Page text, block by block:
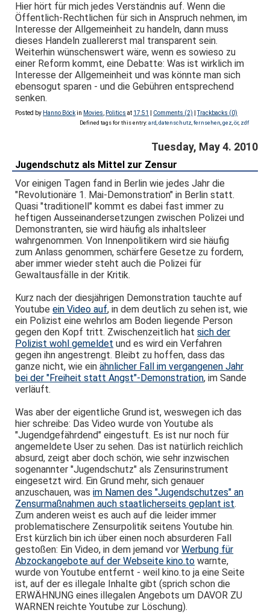
Hier hört für mich jedes Verständnis auf. Wenn die
Öffentlich-Rechtlichen für sich in Anspruch nehmen, im
Interesse der Allgemeinheit zu handeln, dann muss
dieses Handeln zuallererst mal transparent sein.
Weiterhin wünschenswert wäre, wenn es sowieso zu
einer Reform kommt, eine Debatte: Was ist wirklich im
Interesse der Allgemeinheit und was könnte man sich
ebensogut sparen - und die Gebühren entsprechend
senken.
Posted by Hanno Böckin Movies Politics at 17:51 Comments (2) |Trackbacks (0)
Defined tags for this entry:ard datenschutz fernsehen gez ör, zdf
Tuesday, May 4. 2010
Jugendschutz als Mittel zur Zensur
Vor einigen Tagen fand in Berlin wie jedes Jahr die
"Revolutionäre 1. Mai-Demonstration" in Berlin statt.
Quasi "traditionell" kommt es dabei fast immer zu
heftigen Ausseinandersetzungen zwischen Polizei und
Demonstranten, sie wird häufig als inhaltsleer
wahrgenommen. Von Innenpolitikern wird sie häufig
zum Anlass genommen, schärfere Gesetze zu fordern,
aber immer wieder steht auch die Polizei für
Gewaltausfälle in der Kritik.
Kurz nach der diesjährigen Demonstration tauchte auf
Youtubeein Video auf, in dem deutlich zu sehen ist, wie
ein Polizist eine wehrlos am Boden liegende Person
gegen den Kopf tritt. Zwischenzeitlich hatsich der
Polizist wohl gemeldet und es wird ein Verfahren
gegen ihn angestrengt. Bleibt zu hoffen, dass das
ganze nicht, wie einähnlicher Fall im vergangenen Jahr
bei der "Freiheit statt Angst"-Demonstration, im Sande
verläuft.
Was aber der eigentliche Grund ist, weswegen ich das
hier schreibe: Das Video wurde von Youtube als
"Jugendgefährdend" eingestuft. Es ist nur noch für
angemeldete User zu sehen. Das ist natürlich reichlich
absurd, zeigt aber doch schön, wie sehr inzwischen
sogenannter "Jugendschutz" als Zensurinstrument
eingesetzt wird. Ein Grund mehr, sich genauer
anzuschauen, wasim Namen des "Jugendschutzes" an
Zensurmaßnahmen auch staatlicherseits geplant ist.
Zum anderen weist es auch auf die leider immer
problematischere Zensurpolitik seitens Youtube hin.
Erst kürzlich bin ich über einen noch absurderen Fall
gestoßen: Ein Video, in dem jemand vorWerbung für
Abzockangebote auf der Webseite kino.to warnte,
wurde von Youtube entfernt - weil kino.to ja eine Seite
ist, auf der es illegale Inhalte gibt (sprich schon die
ERWÄHNUNG eines illegalen Angebots um DAVOR ZU
WARNEN reichte Youtube zur Löschung).